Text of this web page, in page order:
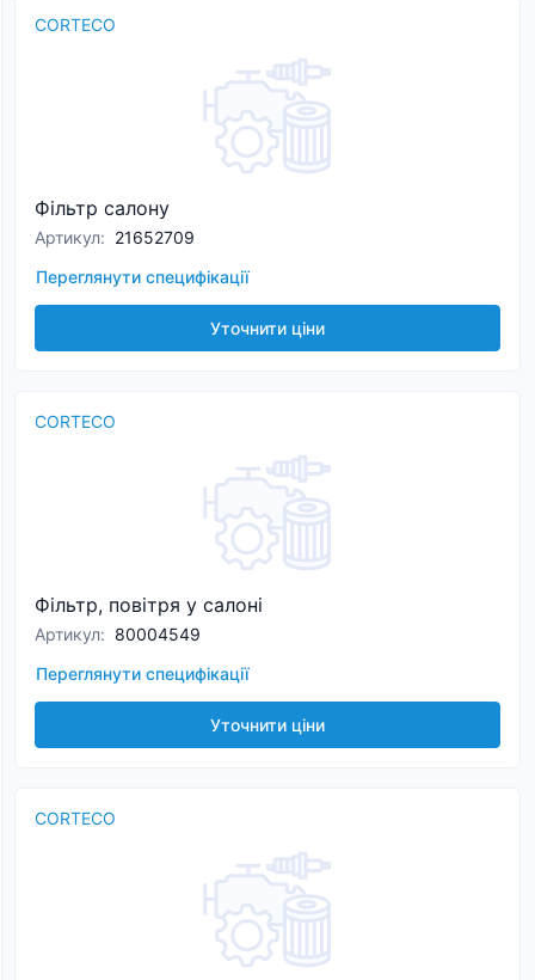
CORTECO
Фільтр салону
Артикул: 21652709
Переглянути специфікації
Уточнити ціни
CORTECO
Фільтр, повітря у салоні
Артикул: 80004549
Переглянути специфікації
Уточнити ціни
CORTECO